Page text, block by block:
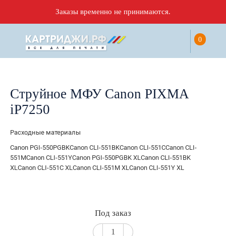
Заказы временно не принимаются.
0
Струйное МФУ Canon PIXMA
iP7250
Расходные материалы
Canon PGI-550PGBKCanon CLI-551BKCanon CLI-551CCanon CLI-
551MCanon CLI-551YCanon PGI-550PGBK XLCanon CLI-551BK
XLCanon CLI-551C XLCanon CLI-551M XLCanon CLI-551Y XL
Под заказ